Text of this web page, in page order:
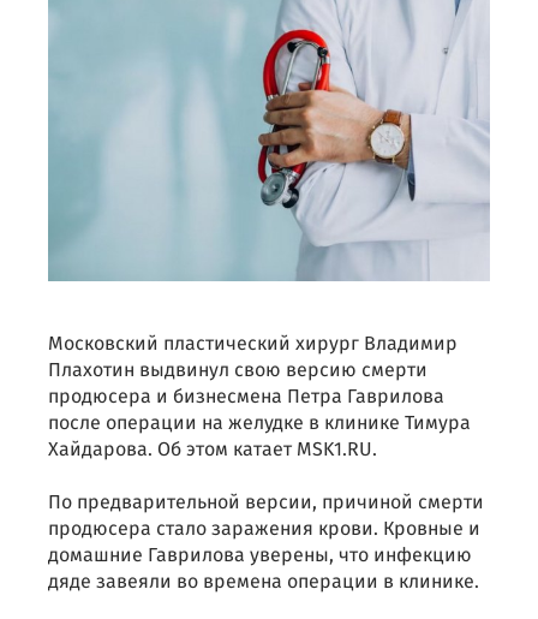
Московский пластический хирург Владимир
Плахотин выдвинул свою версию смерти
продюсера и бизнесмена Петра Гаврилова
после операции на желудке в клинике Тимура
Хайдарова. Об этом катает MSK1.RU.
По предварительной версии, причиной смерти
продюсера стало заражения крови. Кровные и
домашние Гаврилова уверены, что инфекцию
дяде завеяли во времена операции в клинике.